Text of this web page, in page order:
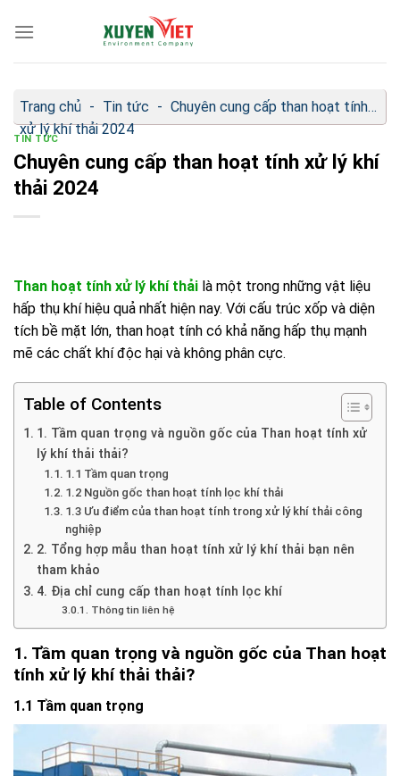
qua
Trang chủ - Tin tức - Chuyên cung cấp than hoạt tính
xử lý khí thải 2024
TIN TỨC
Chuyên cung cấp than hoạt tính xử lý khí
thải 2024
Than hoạt tính xử lý khí thải là một trong những vật liệu
hấp thụ khí hiệu quả nhất hiện nay. Với cấu trúc xốp và diện
tích bề mặt lớn, than hoạt tính có khả năng hấp thụ mạnh
mẽ các chất khí độc hại và không phân cực.
Table of Contents
1. Tầm quan trọng và nguồn gốc của Than hoạt tính xử
lý khí thải thải?
1.1 Tầm quan trọng
1.2 Nguồn gốc than hoạt tính lọc khí thải
1.3 Ưu điểm của than hoạt tính trong xử lý khí thải công
nghiệp
2. Tổng hợp mẫu than hoạt tính xử lý khí thải bạn nên
tham khảo
4. Địa chỉ cung cấp than hoạt tính lọc khí
Thông tin liên hệ
1. Tầm quan trọng và nguồn gốc của Than hoạt
tính xử lý khí thải thải?
1.1 Tầm quan trọng